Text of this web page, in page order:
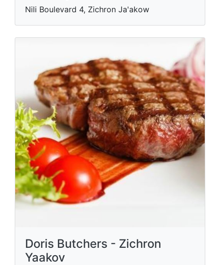
Nili Boulevard 4, Zichron Ja'akow
Doris Butchers - Zichron
Yaakov